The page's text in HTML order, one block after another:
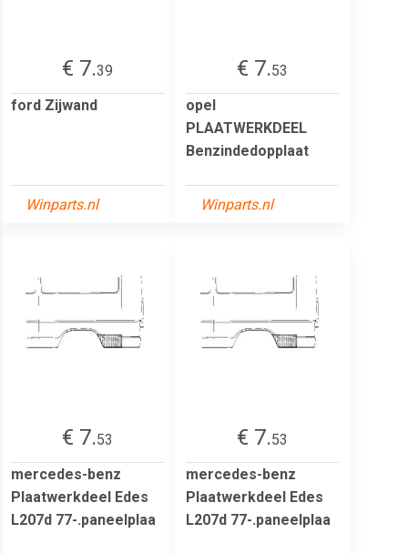
€ 7.39
ford Zijwand
Winparts.nl
€ 7.53
opel
PLAATWERKDEEL
Benzindedopplaat
Winparts.nl
€ 7.53
mercedes-benz
Plaatwerkdeel Edes
L207d 77-.paneelplaa
€ 7.53
mercedes-benz
Plaatwerkdeel Edes
L207d 77-.paneelplaa